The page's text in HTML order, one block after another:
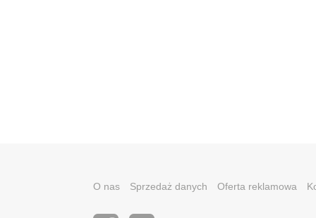
O nas Sprzedaż danych Oferta reklamowa